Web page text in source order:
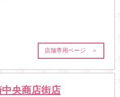
店舗専用ページ ＞
中央商店街店